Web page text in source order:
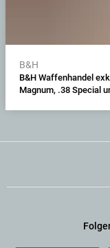
B&H
B&H Waffenhandel
Magnum, .38 Special